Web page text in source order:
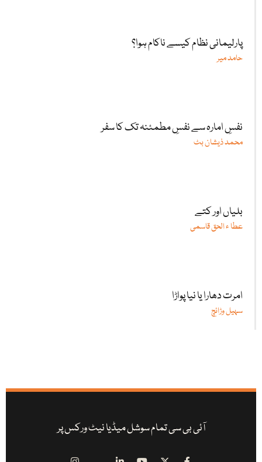
پارلیمانی نظام کیسے ناکام ہوا؟
حامد میر
نفسِ امارہ سے نفسِ مطمئنہ تک کا سفر
محمد ذیشان بٹ
بلیاں اور کتے
عطا ء الحق قاسمی
امرت دھارا یا نیا پواڑا
سہیل وڑائچ
آئی بی سی تمام سوشل میڈیا نیٹ ورکس پر